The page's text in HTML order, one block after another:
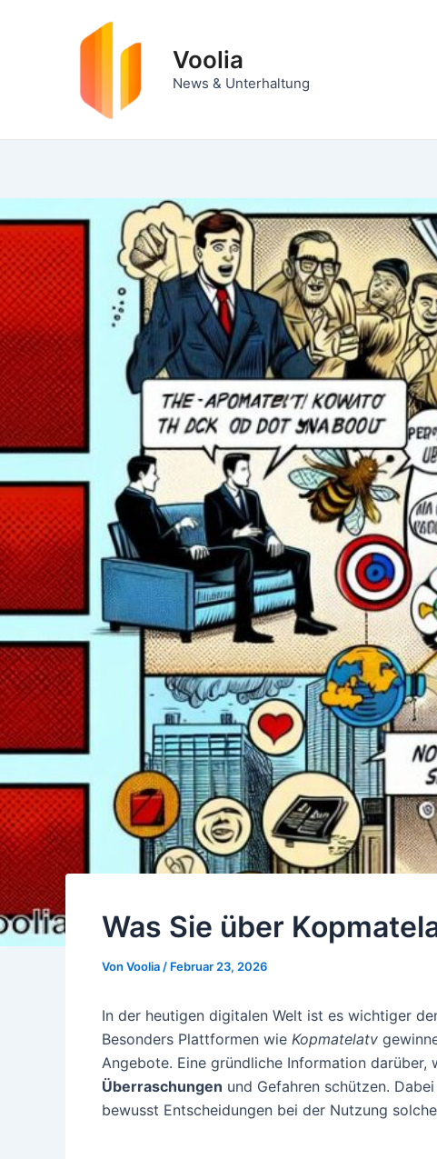
Voolia
News & Unterhaltung
Was Sie über
Von Voolia / Februar 23, 2026
In der heutigen digitalen Welt ist es wichtiger
Besonders Plattformen wie Kopmatelatv
Angebote. Eine gründliche Information
Überraschungen und Gefahren schützen.
bewusst Entscheidungen bei der Nutzung